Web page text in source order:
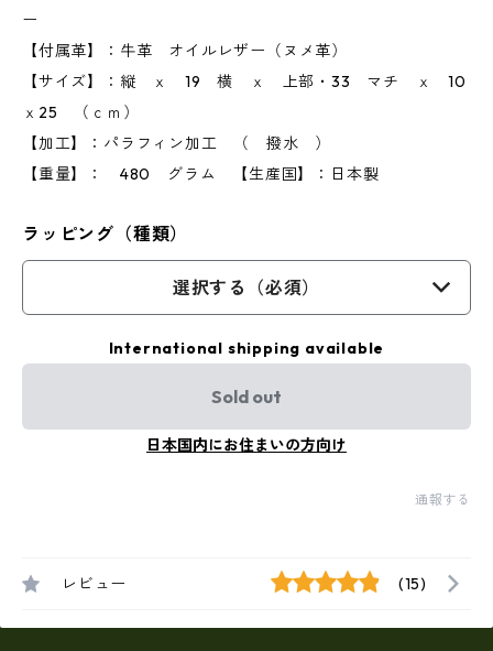
ー
【付属革】：牛革 オイルレザー（ヌメ革）
【サイズ】：縦 ｘ 19 横 ｘ 上部・33 マチ ｘ 10
ｘ25 （ｃｍ）
【加工】：パラフィン加工 （ 撥水 ）
【重量】： 480 グラム 【生産国】：日本製
ラッピング（種類）
選択する（必須）
International shipping available
Sold out
日本国内にお住まいの方向け
通報する
レビュー (15)